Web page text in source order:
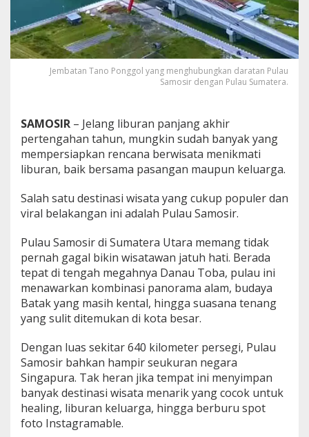
i
r
a
l
d
i
o
s
i
r
,
e
i
n
a
h
a
n
A
l
a
y
a
n
g
T
a
T
Jembatan Tano Ponggol yang menghubungkan daratan Pulau
Samosir dengan Pulau Sumatera.
SAMOSIR – Jelang liburan panjang akhir
pertengahan tahun, mungkin sudah banyak yang
mempersiapkan rencana berwisata menikmati
liburan, baik bersama pasangan maupun keluarga.
Salah satu destinasi wisata yang cukup populer dan
viral belakangan ini adalah Pulau Samosir.
Pulau Samosir di Sumatera Utara memang tidak
pernah gagal bikin wisatawan jatuh hati. Berada
tepat di tengah megahnya Danau Toba, pulau ini
menawarkan kombinasi panorama alam, budaya
Batak yang masih kental, hingga suasana tenang
yang sulit ditemukan di kota besar.
Dengan luas sekitar 640 kilometer persegi, Pulau
Samosir bahkan hampir seukuran negara
Singapura. Tak heran jika tempat ini menyimpan
banyak destinasi wisata menarik yang cocok untuk
healing, liburan keluarga, hingga berburu spot
foto Instagramable.